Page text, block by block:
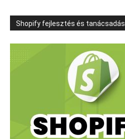
Shopify fejlesztés és tanácsadás